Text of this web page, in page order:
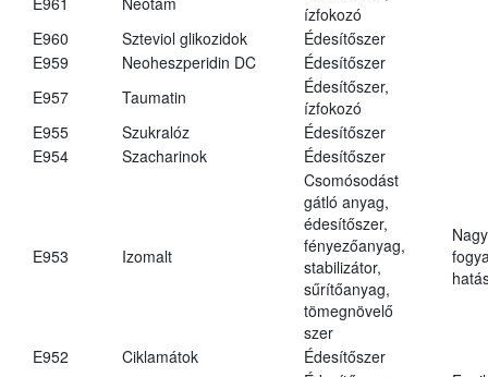
ízfokozó
E960
Szteviol glikozidok
Édesítőszer
E959
Neoheszperidin DC
Édesítőszer
E957
Taumatin
Édesítőszer,
ízfokozó
E955
Szukralóz
Édesítőszer
E954
Szacharinok Édesítőszer
E953 Izomalt
Csomósodást
gátló anyag,
édesítőszer,
fényezőanyag,
stabilizátor,
sűrítőanyag,
tömegnövelő
szer
E952 Ciklamátok
Édesítőszer